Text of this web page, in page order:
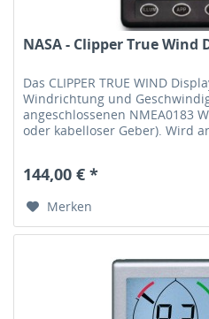
NASA - Clipper True Wind
Das CLIPPER TRUE WIND
Windrichtung und
angeschlossenen NMEA0183
oder kabelloser Geber). Wird
144,00 € *
Merken